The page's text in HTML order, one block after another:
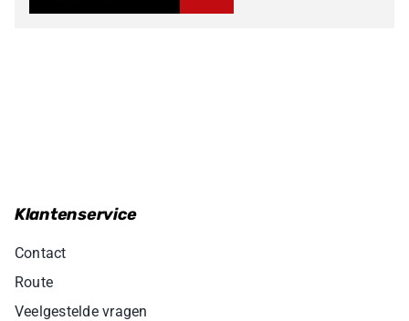
Klantenservice
Contact
Route
Veelgestelde vragen